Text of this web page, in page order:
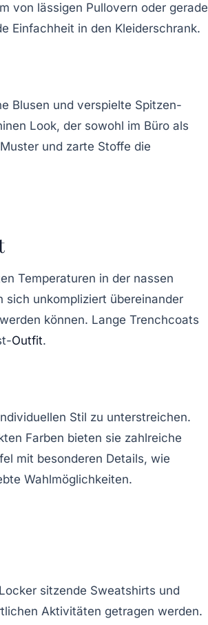
von lässigen Pullovern oder gerade
Einfachheit in den Kleiderschrank.
Blusen und verspielte Spitzen-
Look, der sowohl im Büro als
und zarte Stoffe die
Temperaturen in der nassen
sich unkompliziert übereinander
können. Lange Trenchcoats
Outfit.
Stil zu unterstreichen.
Farben bieten sie zahlreiche
mit besonderen Details, wie
Wahlmöglichkeiten.
sitzende Sweatshirts und
Aktivitäten getragen werden.